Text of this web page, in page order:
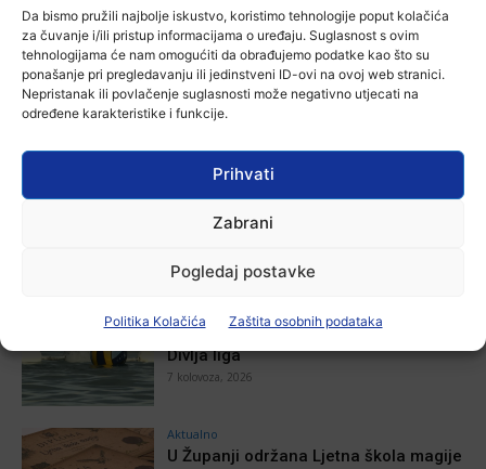
Da bismo pružili najbolje iskustvo, koristimo tehnologije poput kolačića
za čuvanje i/ili pristup informacijama o uređaju. Suglasnost s ovim
tehnologijama će nam omogućiti da obrađujemo podatke kao što su
ponašanje pri pregledavanju ili jedinstveni ID-ovi na ovoj web stranici.
Nepristanak ili povlačenje suglasnosti može negativno utjecati na
određene karakteristike i funkcije.
Prihvati
Zabrani
Pogledaj postavke
Politika Kolačića Zaštita osobnih podataka
plovidba na Dunavu
Ana Tokić - 6 kolovoza, 2026
POVEZANE VIJESTI
Autoklub Vinkovci u rujnu će obilježiti
stotu godišnjicu djelovanja
Aktualno
Za dva tjedna započinje još jedna
Divlja liga
7 kolovoza, 2026
Aktualno
U Županji održana Ljetna škola magije